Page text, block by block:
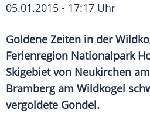
05.01.2015 - 17:17 Uhr
Goldene Zeiten in der
Ferienregion Nationalpark
Skigebiet von Neukirchen
Bramberg am Wildkogel
vergoldete Gondel.